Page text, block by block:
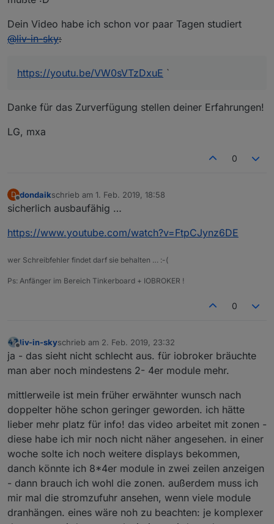
Dein Video habe ich schon vor paar Tagen studiert
@liv-in-sky:
https://youtu.be/VW0sVTzDxuE `
Danke für das Zurverfügung stellen deiner Erfahrungen!
LG, mxa
0
D
Offline
dondaikschrieb am 1. Feb. 2019, 18:58
zuletzt editiert von
sicherlich ausbaufähig …
https://www.youtube.com/watch?v=FtpCJynz6DE
wer Schreibfehler findet darf sie behalten … :-(
Ps: Anfänger im Bereich Tinkerboard + IOBROKER !
0
Offline
liv-in-skyschrieb am 2. Feb. 2019, 23:32
zuletzt editiert von
ja - das sieht nicht schlecht aus. für iobroker bräuchte
man aber noch mindestens 2- 4er module mehr.
mittlerweile ist mein früher erwähnter wunsch nach
doppelter höhe schon geringer geworden. ich hätte
lieber mehr platz für info! das video arbeitet mit zonen -
diese habe ich mir noch nicht näher angesehen. in einer
woche solte ich noch weitere displays bekommen,
danch könnte ich 8*4er module in zwei zeilen anzeigen
- dann brauch ich wohl die zonen. außerdem muss ich
mir mal die stromzufuhr ansehen, wenn viele module
dranhängen. eines wäre noh zu beachten: je komplexer